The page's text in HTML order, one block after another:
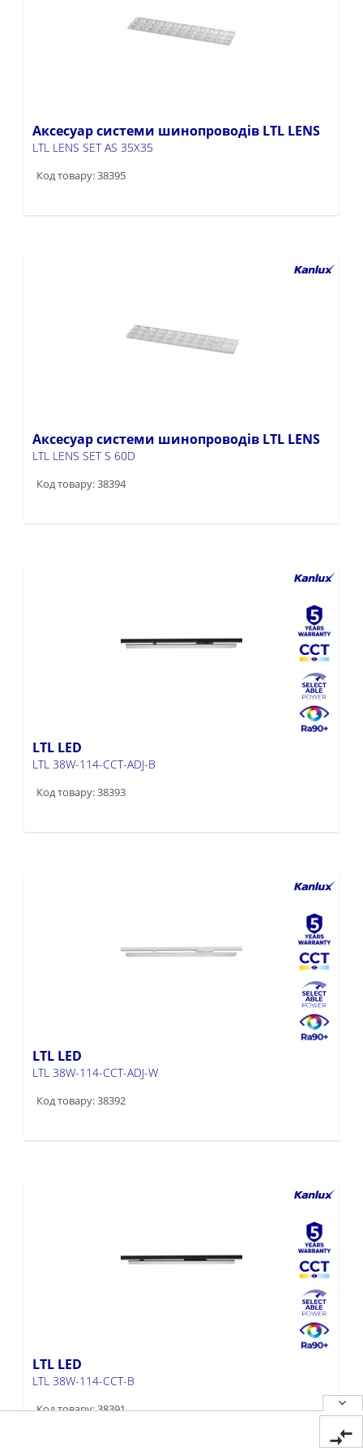
Аксесуар системи шинопроводів LTL LENS
LTL LENS SET AS 35X35
Код товару: 38395
Аксесуар системи шинопроводів LTL LENS
LTL LENS SET S 60D
Код товару: 38394
LTL LED
LTL 38W-114-CCT-ADJ-B
Код товару: 38393
LTL LED
LTL 38W-114-CCT-ADJ-W
Код товару: 38392
LTL LED
LTL 38W-114-CCT-B
Код товару: 38391